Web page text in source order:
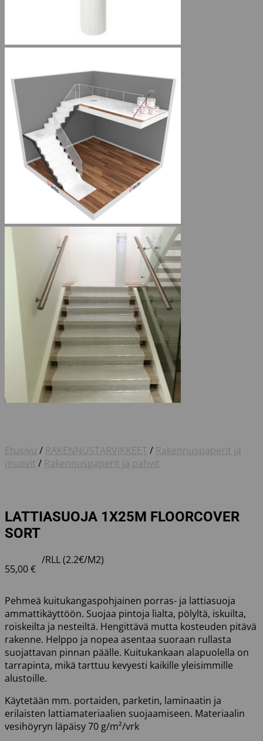
Etusivu / RAKENNUSTARVIKKEET / Rakennuspaperit ja
muovit / Rakennuspaperit ja pahvit
LATTIASUOJA 1X25M FLOORCOVER
SORT
55,00€
/RLL (2.2€/M2)
Pehmeä kuitukangaspohjainen porras- ja lattiasuoja
ammattikäyttöön. Suojaa pintoja lialta, pölyltä, iskuilta,
roiskeilta ja nesteiltä. Hengittävä mutta kosteuden pitävä
rakenne. Helppo ja nopea asentaa suoraan rullasta
suojattavan pinnan päälle. Kuitukankaan alapuolella on
tarrapinta, mikä tarttuu kevyesti kaikille yleisimmille
alustoille.
Käytetään mm. portaiden, parketin, laminaatin ja
erilaisten lattiamateriaalien suojaamiseen. Materiaalin
vesihöyryn läpäisy 70 g/m²/vrk